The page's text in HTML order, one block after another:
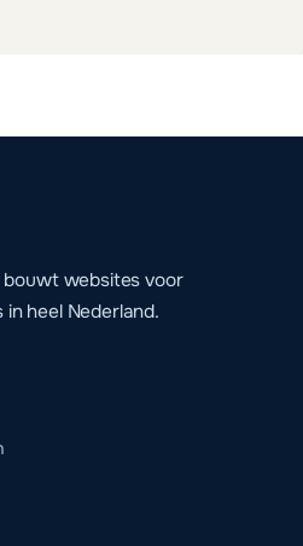
websites voor
heel Nederland.